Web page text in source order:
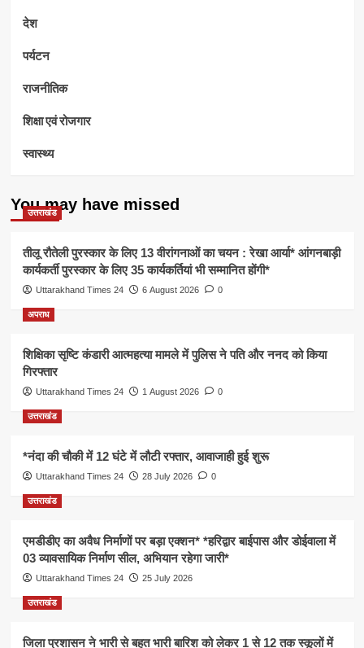
देश
पर्यटन
राजनीतिक
शिक्षा एवं रोजगार
स्वास्थ्य
You may have missed
उत्तराखंड
तीलू रौतेली पुरस्कार के लिए 13 वीरांगनाओं का चयन : रेखा आर्या* आंगनबाड़ी
कार्यकर्ती पुरस्कार के लिए 35 कार्यकर्तियां भी सम्मानित होंगी*
Uttarakhand Times 24 6 August 2026 0
अपराध
शिक्षिका सृष्टि कंडारी आत्महत्या मामले में पुलिस ने पति और ननद को किया
गिरफ्तार
Uttarakhand Times 24 1 August 2026 0
उत्तराखंड
*नंदा की चौकी में 12 घंटे में लौटी रफ्तार, आवाजाही हुई शुरू
Uttarakhand Times 24 28 July 2026 0
उत्तराखंड
एमडीडीए का अवैध निर्माणों पर बड़ा एक्शन* *हरिद्वार बाईपास और डोईवाला में
03 व्यावसायिक निर्माण सील, अभियान रहेगा जारी*
Uttarakhand Times 24 25 July 2026
उत्तराखंड
जिला प्रशासन ने भारी से बहुत भारी बारिश को लेकर 1 से 12 तक स्कूलों में